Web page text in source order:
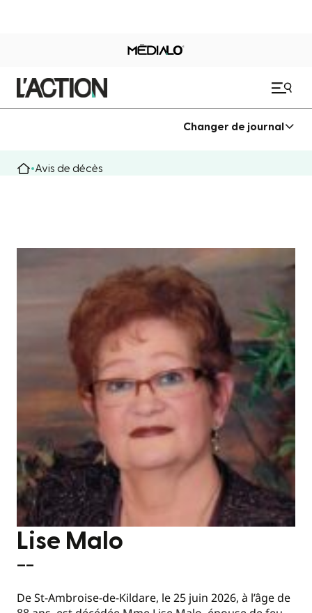
Changer de journal
Avis de décès
Lise Malo
—–
De St-Ambroise-de-Kildare, le 25 juin 2026, à l’âge de